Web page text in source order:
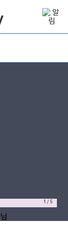
1 /5